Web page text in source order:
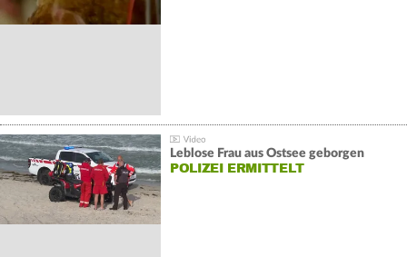
Leblose Frau aus Ostsee geborgen
POLIZEI ERMITTELT